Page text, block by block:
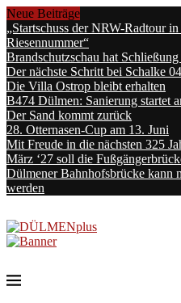
Neue Beiträge
„Startschuss der NRW-Radtour
Riesennummer“
Brandschutzschau hat
Der nächste Schritt bei Schalke 04
Die Villa Ostrop bleibt erhalten
B474 Dülmen: Sanierung startet
Der Sand kommt zurück
28. Otternasen-Cup am 13. Juni
Mit Freude in die nächsten 325
März ‘27 soll die
Dülmener Bahnhofsbrücke kann
werden